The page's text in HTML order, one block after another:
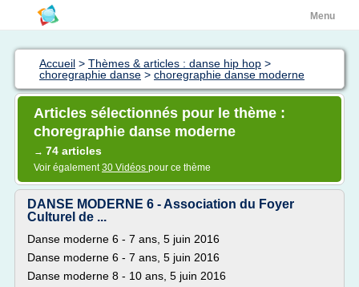
Menu
Accueil > Thèmes & articles : danse hip hop >
choregraphie danse > choregraphie danse moderne
Articles sélectionnés pour le thème :
choregraphie danse moderne
→ 74 articles
Voir également30 Vidéos pour ce thème
DANSE MODERNE 6 - Association du Foyer
Culturel de ...
Danse moderne 6 - 7 ans, 5 juin 2016
Danse moderne 6 - 7 ans, 5 juin 2016
Danse moderne 8 - 10 ans, 5 juin 2016